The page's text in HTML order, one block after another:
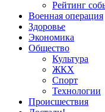
Рейтинг
Военная операция
Здоровье
Экономика
Общество
Культура
ЖКХ
Спорт
Технологии
Происшествия